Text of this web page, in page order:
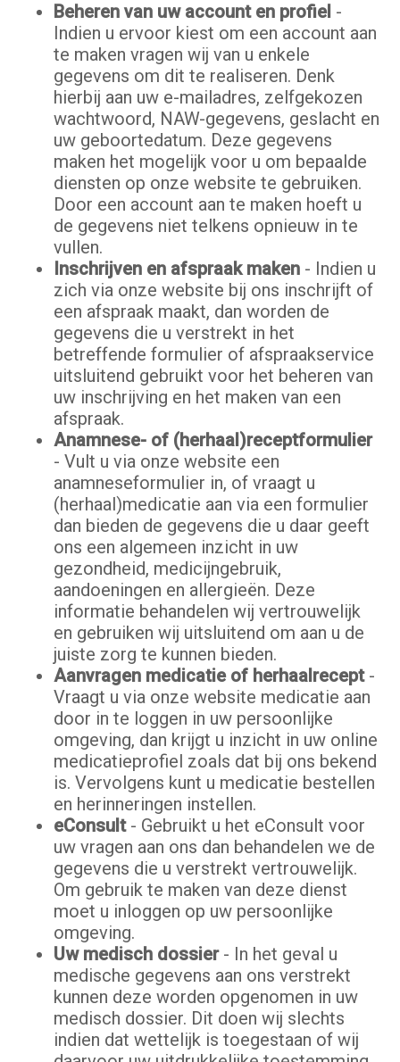
Beheren van uw account en profiel -
Indien u ervoor kiest om een account aan
te maken vragen wij van u enkele
gegevens om dit te realiseren. Denk
hierbij aan uw e-mailadres, zelfgekozen
wachtwoord, NAW-gegevens, geslacht en
uw geboortedatum. Deze gegevens
maken het mogelijk voor u om bepaalde
diensten op onze website te gebruiken.
Door een account aan te maken hoeft u
de gegevens niet telkens opnieuw in te
vullen.
Inschrijven en afspraak maken - Indien u
zich via onze website bij ons inschrijft of
een afspraak maakt, dan worden de
gegevens die u verstrekt in het
betreffende formulier of afspraakservice
uitsluitend gebruikt voor het beheren van
uw inschrijving en het maken van een
afspraak.
Anamnese- of (herhaal)receptformulier
- Vult u via onze website een
anamneseformulier in, of vraagt u
(herhaal)medicatie aan via een formulier
dan bieden de gegevens die u daar geeft
ons een algemeen inzicht in uw
gezondheid, medicijngebruik,
aandoeningen en allergieën. Deze
informatie behandelen wij vertrouwelijk
en gebruiken wij uitsluitend om aan u de
juiste zorg te kunnen bieden.
Aanvragen medicatie of herhaalrecept -
Vraagt u via onze website medicatie aan
door in te loggen in uw persoonlijke
omgeving, dan krijgt u inzicht in uw online
medicatieprofiel zoals dat bij ons bekend
is. Vervolgens kunt u medicatie bestellen
en herinneringen instellen.
eConsult - Gebruikt u het eConsult voor
uw vragen aan ons dan behandelen we de
gegevens die u verstrekt vertrouwelijk.
Om gebruik te maken van deze dienst
moet u inloggen op uw persoonlijke
omgeving.
Uw medisch dossier- In het geval u
medische gegevens aan ons verstrekt
kunnen deze worden opgenomen in uw
medisch dossier. Dit doen wij slechts
indien dat wettelijk is toegestaan of wij